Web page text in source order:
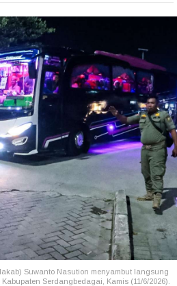
Suwanto Nasution menyambut langsung
Serdangbedagai, Kamis (11/6/2026).